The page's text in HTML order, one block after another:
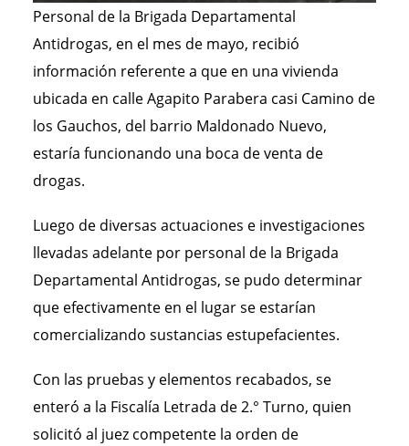
Personal de la Brigada Departamental
Antidrogas, en el mes de mayo, recibió
información referente a que en una vivienda
ubicada en calle Agapito Parabera casi Camino de
los Gauchos, del barrio Maldonado Nuevo,
estaría funcionando una boca de venta de
drogas.
Luego de diversas actuaciones e investigaciones
llevadas adelante por personal de la Brigada
Departamental Antidrogas, se pudo determinar
que efectivamente en el lugar se estarían
comercializando sustancias estupefacientes.
Con las pruebas y elementos recabados, se
enteró a la Fiscalía Letrada de 2.° Turno, quien
solicitó al juez competente la orden de